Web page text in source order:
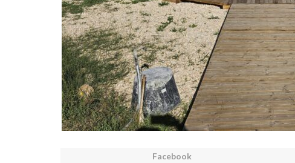
Facebook